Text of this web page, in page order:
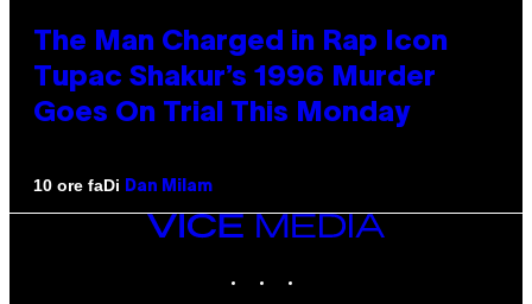
The Man Charged in Rap Icon
Tupac Shakur’s 1996 Murder
Goes On Trial This Monday
10 ore faDi Dan Milam
VICE
MEDIA